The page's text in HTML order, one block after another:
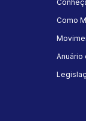
Como
Anuário